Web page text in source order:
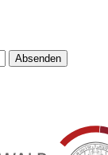
Absenden